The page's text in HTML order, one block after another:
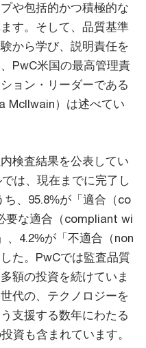
や包括的かつ積極的な
す。そして、品質基準
から学び、説明責任を
PwC米国の最高管理責
ョン・リーダーである
McIlwain）は述べてい
検査結果を公表してい
は、現在までに完了し
ち、95.8%が「適合（co
要な適合（compliant wi
4.2%が「不適合（non
た。PwCでは監査品質
額の投資を続けていま
代の、テクノロジーを
支援する数年にわたる
資も含まれています。